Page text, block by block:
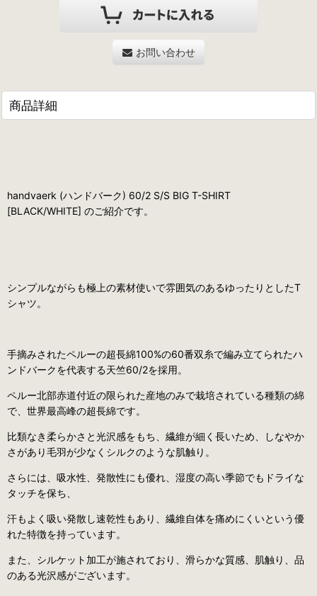
お問い合わせ
商品詳細
handvaerk (ハンドバーク) 60/2 S/S BIG T-SHIRT
[BLACK/WHITE] のご紹介です。
シンプルながらも極上の素材使いで雰囲気のあるゆったりとしたT
シャツ。
手摘みされたペルーの超長綿100%の60番双糸で編み立てられたハ
ンドバークを代表する天竺60/2を採用。
ペルー北部赤道付近の限られた産地のみで栽培されている種類の綿
で、世界最高峰の超長綿です。
比類なき柔らかさと光沢感をもち、繊維が細く長いため、しなやか
さがあり毛羽が少なくシルクのような肌触り。
さらには、吸水性、発散性にも優れ、湿度の高い季節でもドライな
タッチを保ち、
汗もよく吸い発散し速乾性もあり、繊維自体を痛めにくいという優
れた特徴を持っています。
また、シルケット加工が施されており、滑らかな質感、肌触り、品
のある光沢感がございます。